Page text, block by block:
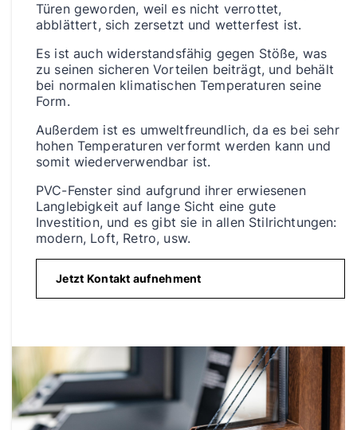
Türen geworden, weil es nicht verrottet,
abblättert, sich zersetzt und wetterfest ist.
Es ist auch widerstandsfähig gegen Stöße, was
zu seinen sicheren Vorteilen beiträgt, und behält
bei normalen klimatischen Temperaturen seine
Form.
Außerdem ist es umweltfreundlich, da es bei sehr
hohen Temperaturen verformt werden kann und
somit wiederverwendbar ist.
PVC-Fenster sind aufgrund ihrer erwiesenen
Langlebigkeit auf lange Sicht eine gute
Investition, und es gibt sie in allen Stilrichtungen:
modern, Loft, Retro, usw.
Jetzt Kontakt aufnehment